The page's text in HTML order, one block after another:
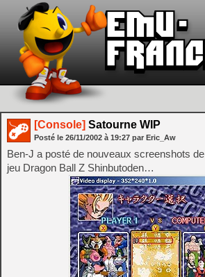
[Console] Satourne WIP
Posté le 26/11/2002 à 19:27 par Eric_Aw
Ben-J a posté de nouveaux screenshots de
jeu Dragon Ball Z Shinbutoden…